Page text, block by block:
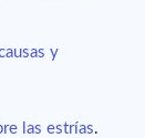
y
las estrías.